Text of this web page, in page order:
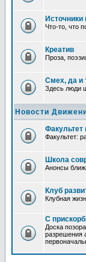
Что-то, что
Креатив
Проза,
Смех, да и
Здесь люди
Новости
Факультет
Факультет:
Школа
Анонсы
Клуб
Клубная
С
Доска
разрешения